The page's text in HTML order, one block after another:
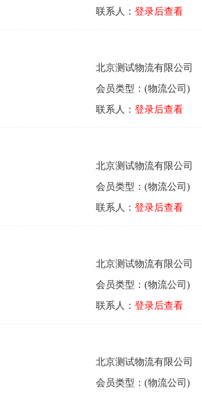
联系人： 登录后查看
北京测试物流有限公司
会员类型：(物流公司)
联系人： 登录后查看
北京测试物流有限公司
会员类型：(物流公司)
联系人： 登录后查看
北京测试物流有限公司
会员类型：(物流公司)
联系人： 登录后查看
北京测试物流有限公司
会员类型：(物流公司)